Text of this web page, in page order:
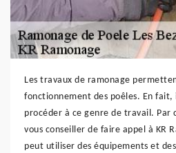
Les travaux de ramonage
fonctionnement des poêles. En
procéder à ce genre de travail. Par
vous conseiller de faire appel à KR
peut utiliser des équipements et